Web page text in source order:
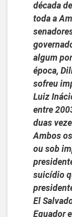
década
toda a
algum
época,
sofreu
Luiz
entre
duas
Ambos
ou sob
suicídio
El
Equador